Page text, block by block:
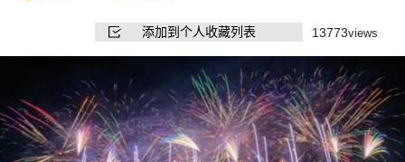
添加到个人收藏列表 13773views